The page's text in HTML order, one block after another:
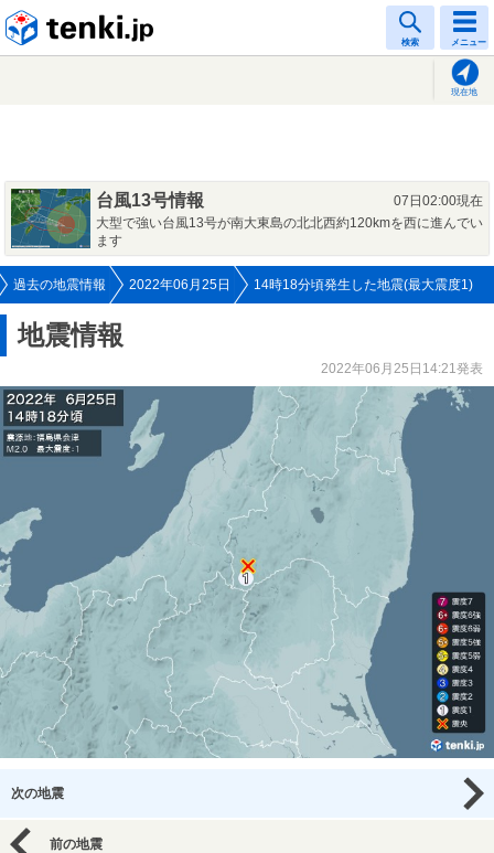
検索 メニュー
現在地
台風13号情報
07日02:00現在
大型で強い台風13号が南大東島の北北西約120kmを西に進んでい
ます
過去の地震情報 2022年06月25日 14時18分頃発生した地震(最大震度1)
地震情報
2022年06月25日14:21発表
次の地震
前の地震